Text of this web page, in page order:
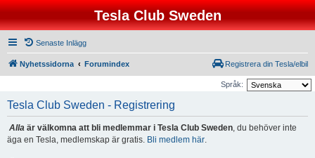
Tesla Club Sweden
Senaste Inlägg
Nyhetssidorna Forumindex Registrera din Tesla/elbil
Språk:
Tesla Club Sweden - Registrering
Alla är välkomna att bli medlemmar i Tesla Club Sweden, du behöver inte
äga en Tesla, medlemskap är gratis. Bli medlem här.